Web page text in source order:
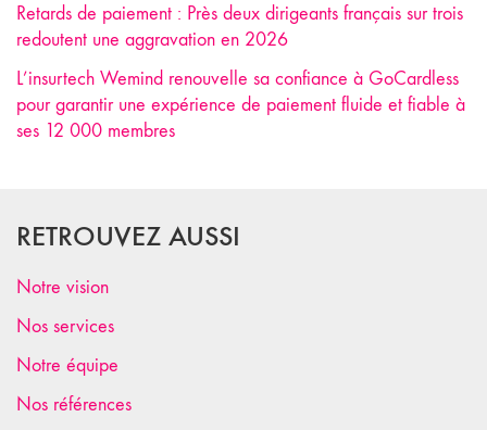
Retards de paiement : Près deux dirigeants français sur trois
redoutent une aggravation en 2026
L’insurtech Wemind renouvelle sa confiance à GoCardless
pour garantir une expérience de paiement fluide et fiable à
ses 12 000 membres
RETROUVEZ AUSSI
Notre vision
Nos services
Notre équipe
Nos références